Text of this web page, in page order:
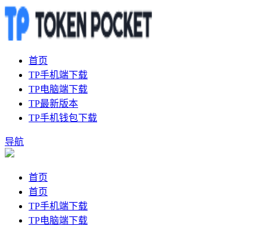
首页
TP手机端下载
TP电脑端下载
TP最新版本
TP手机钱包下载
导航
首页
首页
TP手机端下载
TP电脑端下载